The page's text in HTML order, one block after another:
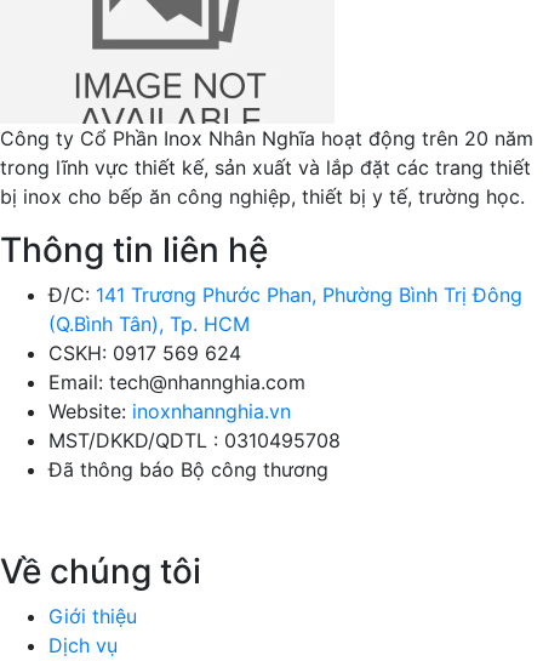
Công ty Cổ Phần Inox Nhân Nghĩa hoạt động trên 20 năm
trong lĩnh vực thiết kế, sản xuất và lắp đặt các trang thiết
bị inox cho bếp ăn công nghiệp, thiết bị y tế, trường học.
Thông tin liên hệ
Đ/C: 141 Trương Phước Phan, Phường Bình Trị Đông
(Q.Bình Tân), Tp. HCM
CSKH: 0917 569 624
Email: tech@nhannghia.com
Website: inoxnhannghia.vn
MST/DKKD/QDTL : 0310495708
Đã thông báo Bộ công thương
Về chúng tôi
Giới thiệu
Dịch vụ